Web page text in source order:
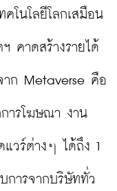
โนโลยีโลกเสมือน
คาดสร้างรายได้
าก Metaverse คือ
การโฆษณา งาน
วร์ต่างๆ ได้ถึง 1
การจากบริษัททั่ว